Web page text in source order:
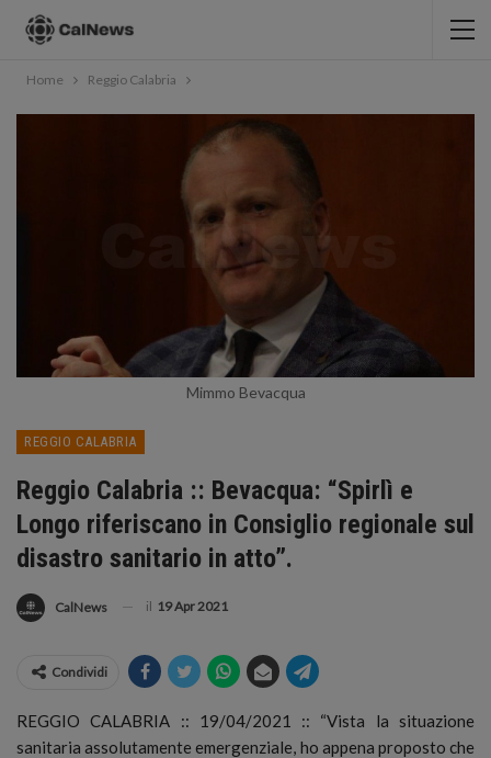
Home Reggio Calabria
Mimmo Bevacqua
REGGIO CALABRIA
Reggio Calabria :: Bevacqua: “Spirlì e
Longo riferiscano in Consiglio regionale sul
disastro sanitario in atto”.
CalNews il 19 Apr 2021
Condividi
REGGIO CALABRIA :: 19/04/2021 :: “Vista la situazione
sanitaria assolutamente emergenziale, ho appena proposto che